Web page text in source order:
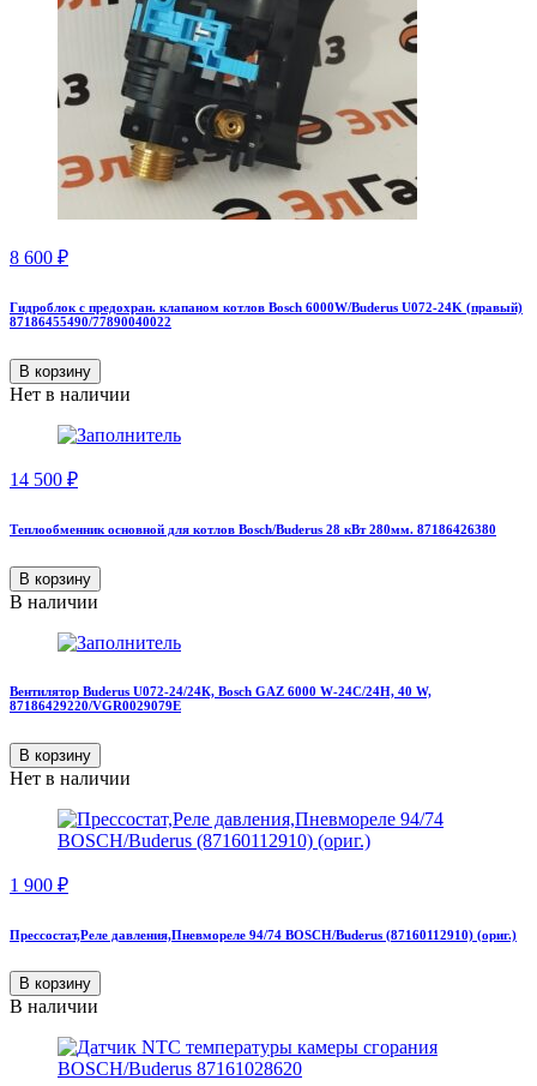
8 600 ₽
Гидроблок с предохран. клапаном котлов Bosch 6000W/Buderus U072-24K (правый)
87186455490/77890040022
В корзину
Нет в наличии
14 500 ₽
Теплообменник основной для котлов Bosch/Buderus 28 кВт 280мм. 87186426380
В корзину
В наличии
Вентилятор Buderus U072-24/24К, Bosch GAZ 6000 W-24C/24H, 40 W,
87186429220/VGR0029079Е
В корзину
Нет в наличии
1 900 ₽
Прессостат,Реле давления,Пневмореле 94/74 BOSCH/Buderus (87160112910) (ориг.)
В корзину
В наличии